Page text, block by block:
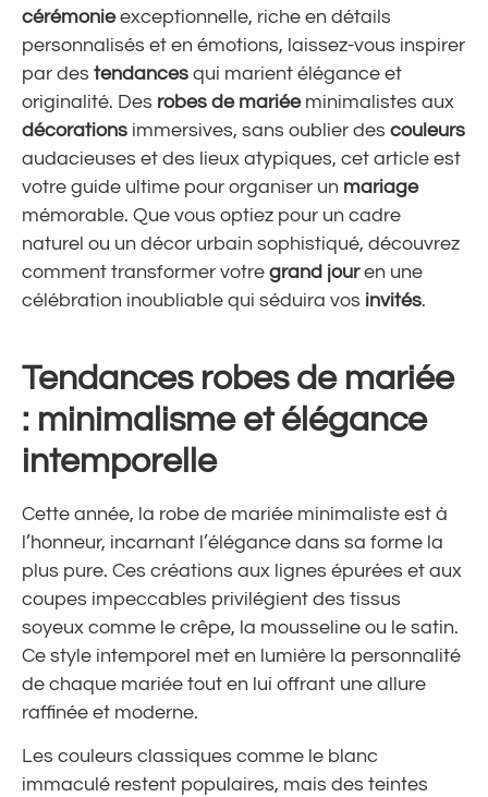
cérémonieexceptionnelle, riche en détails
personnalisés et en émotions, laissez-vous inspirer
par des tendances qui marient élégance et
originalité. Des robes de mariéeminimalistes aux
décorations immersives, sans oublier des couleurs
audacieuses et des lieux atypiques, cet article est
votre guide ultime pour organiser un mariage
mémorable. Que vous optiez pour un cadre
naturel ou un décor urbain sophistiqué, découvrez
comment transformer votre grand jouren une
célébration inoubliable qui séduira vos invités.
Tendances robes de mariée
: minimalisme et élégance
intemporelle
Cette année, la robe de mariée minimaliste est à
l’honneur, incarnant l’élégance dans sa forme la
plus pure. Ces créations aux lignes épurées et aux
coupes impeccables privilégient des tissus
soyeux comme le crêpe, la mousseline ou le satin.
Ce style intemporel met en lumière la personnalité
de chaque mariée tout en lui offrant une allure
raffinée et moderne.
Les couleurs classiques comme le blanc
immaculé restent populaires, mais des teintes